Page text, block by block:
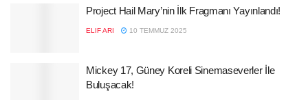
Project Hail Mary’nin İlk Fragmanı Yayınlandı!
ELIF ARI 10 TEMMUZ 2025
Mickey 17, Güney Koreli Sinemaseverler İle
Buluşacak!